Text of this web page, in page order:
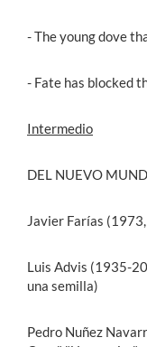
- The young dove
- Fate has blocked
Intermedio
DEL NUEVO
Javier Farías
Luis Advis (1935-
una semilla)
Pedro Nuñez